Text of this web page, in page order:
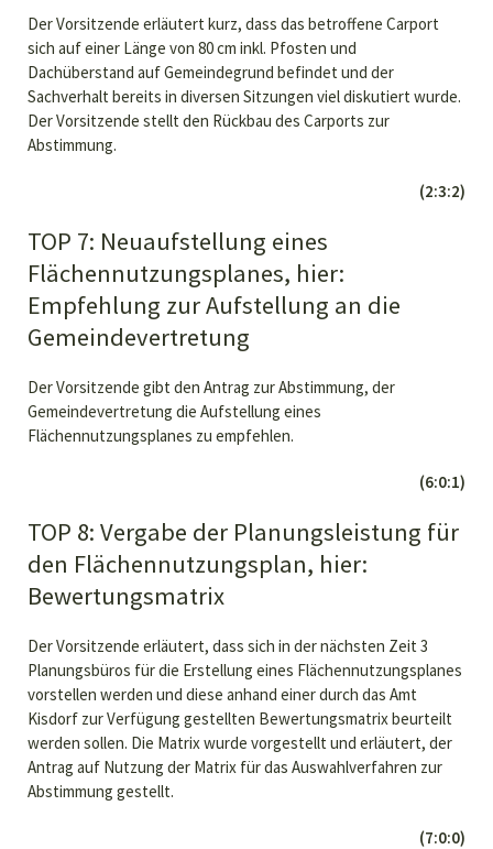
Der Vorsitzende erläutert kurz, dass das betroffene Carport
sich auf einer Länge von 80 cm inkl. Pfosten und
Dachüberstand auf Gemeindegrund befindet und der
Sachverhalt bereits in diversen Sitzungen viel diskutiert wurde.
Der Vorsitzende stellt den Rückbau des Carports zur
Abstimmung.
(2:3:2)
TOP 7: Neuaufstellung eines
Flächennutzungsplanes, hier:
Empfehlung zur Aufstellung an die
Gemeindevertretung
Der Vorsitzende gibt den Antrag zur Abstimmung, der
Gemeindevertretung die Aufstellung eines
Flächennutzungsplanes zu empfehlen.
(6:0:1)
TOP 8: Vergabe der Planungsleistung für
den Flächennutzungsplan, hier:
Bewertungsmatrix
Der Vorsitzende erläutert, dass sich in der nächsten Zeit 3
Planungsbüros für die Erstellung eines Flächennutzungsplanes
vorstellen werden und diese anhand einer durch das Amt
Kisdorf zur Verfügung gestellten Bewertungsmatrix beurteilt
werden sollen. Die Matrix wurde vorgestellt und erläutert, der
Antrag auf Nutzung der Matrix für das Auswahlverfahren zur
Abstimmung gestellt.
(7:0:0)